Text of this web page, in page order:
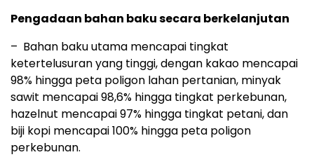
Pengadaan bahan baku secara berkelanjutan
– Bahan baku utama mencapai tingkat
ketertelusuran yang tinggi, dengan kakao mencapai
98% hingga peta poligon lahan pertanian, minyak
sawit mencapai 98,6% hingga tingkat perkebunan,
hazelnut mencapai 97% hingga tingkat petani, dan
biji kopi mencapai 100% hingga peta poligon
perkebunan.